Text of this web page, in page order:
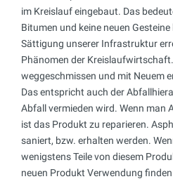
im Kreislauf eingebaut. Das
Bitumen und keine neuen
Sättigung unserer Infrastruktur
Phänomen der
weggeschmissen und mit Neuem
Das entspricht auch der
Abfall vermieden wird. Wenn man
ist das Produkt zu reparieren.
saniert, bzw. erhalten werden.
wenigstens Teile von diesem
neuen Produkt Verwendung